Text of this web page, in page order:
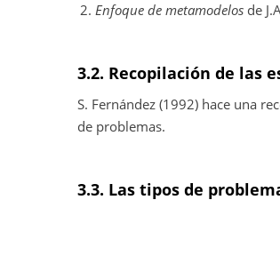
Enfoque de metamodelos de
3.2. Recopilación de las
S. Fernández (1992) hace una
de problemas.
3.3. Las tipos de